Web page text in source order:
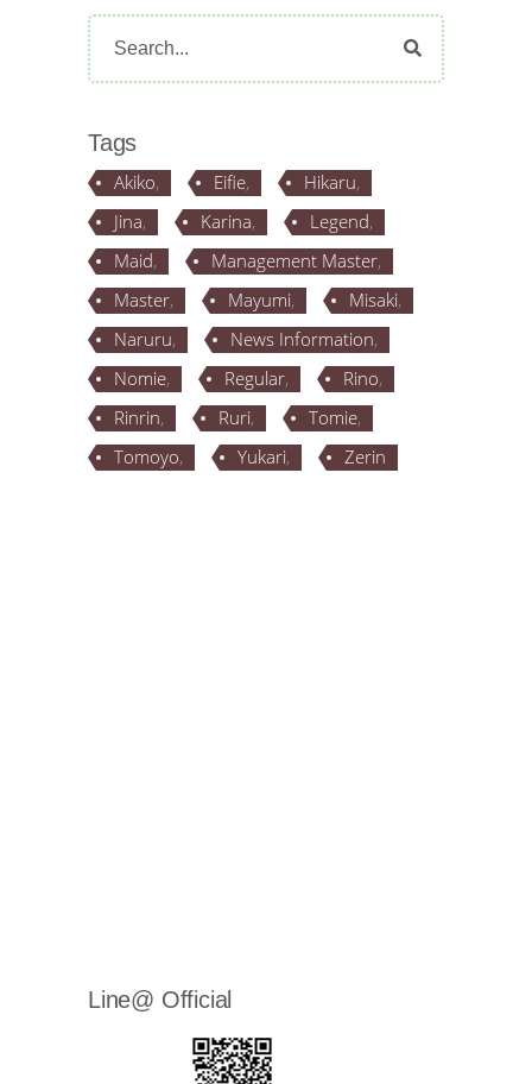
Search
for:
Tags
Akiko Eifie
Hikaru
Jina
Karina
Legend
Maid
Management Master
Master
Mayumi
Misaki
Naruru
News Information
Nomie
Regular
Rino
Rinrin
Ruri
Tomie
Tomoyo
Yukari Zerin
Line@ Official